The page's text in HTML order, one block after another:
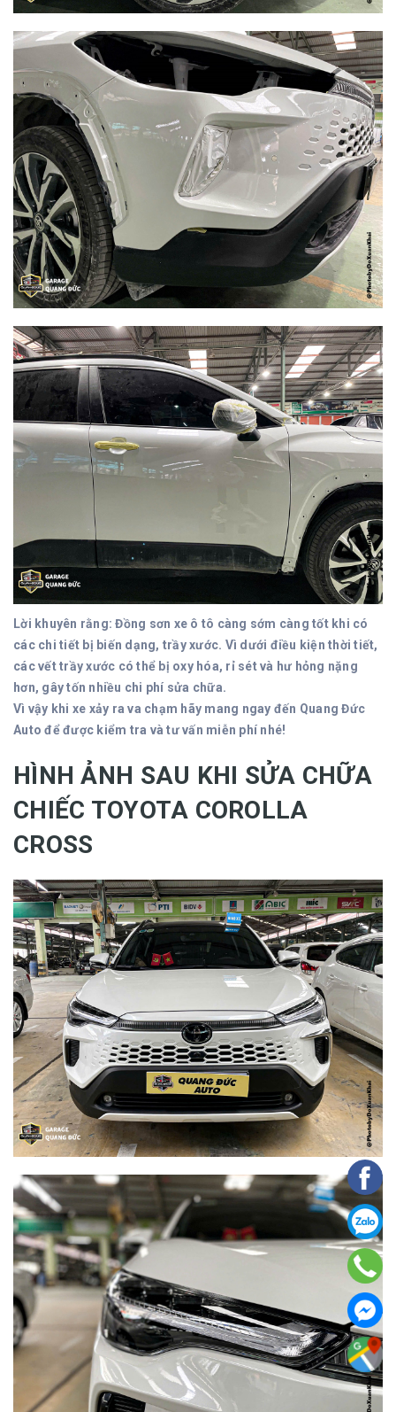
Lời khuyên rằng: Đồng sơn xe ô tô càng sớm càng tốt khi có
các chi tiết bị biến dạng, trầy xước. Vì dưới điều kiện thời tiết,
các vết trầy xước có thể bị oxy hóa, rỉ sét và hư hỏng nặng
hơn, gây tốn nhiều chi phí sửa chữa.
Vì vậy khi xe xảy ra va chạm hãy mang ngay đến Quang Đức
Auto để được kiểm tra và tư vấn miễn phí nhé!
HÌNH ẢNH SAU KHI SỬA CHỮA
CHIẾC TOYOTA COROLLA
CROSS